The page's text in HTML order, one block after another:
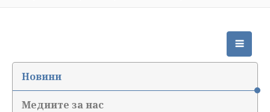
Новини
Медиите за нас